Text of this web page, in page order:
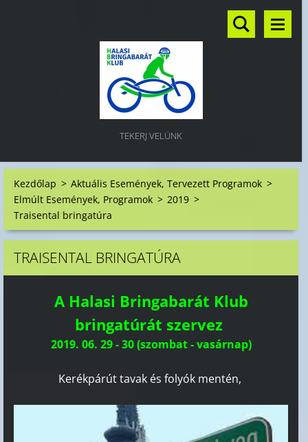
TEKERJ VELÜNK
Kezdőlap > Aktuális Események, Tervezett Programok >
Elmúlt Események, Programok > 2019 >
Traisental bringatúra
TRAISENTAL BRINGATÚRA
A Halasi Bringabarát Klub
bringatúrát szervez
2019. 06. 29 - 30 (szombat - vasárnap)
Kerékpárút tavak és folyók mentén,